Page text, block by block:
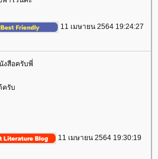
11 เมษายน 2564 19:24:27
งสือครับพี่
ครับ
11 เมษายน 2564 19:30:19